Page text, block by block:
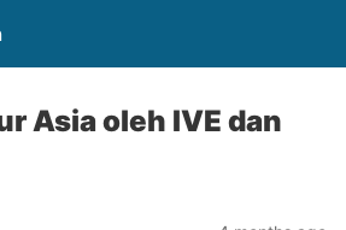
Asia oleh IVE dan